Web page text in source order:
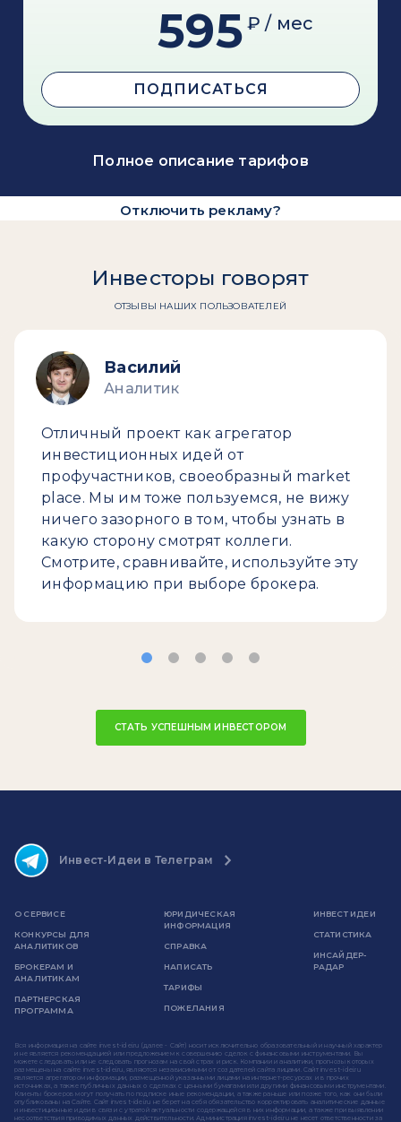
595 ₽ / мес
ПОДПИСАТЬСЯ
Полное описание тарифов
Отключить рекламу?
Инвесторы говорят
ОТЗЫВЫ НАШИХ ПОЛЬЗОВАТЕЛЕЙ
Василий
Аналитик
Отличный проект как агрегатор
инвестиционных идей от
профучастников, своеобразный market
place. Мы им тоже пользуемся, не вижу
ничего зазорного в том, чтобы узнать в
какую сторону смотрят коллеги.
Смотрите, сравнивайте, используйте эту
информацию при выборе брокера.
СТАТЬ УСПЕШНЫМ ИНВЕСТОРОМ
Инвест-Идеи в Телеграм
О СЕРВИСЕ
КОНКУРСЫ ДЛЯ
АНАЛИТИКОВ
БРОКЕРАМ И
АНАЛИТИКАМ
ПАРТНЕРСКАЯ
ПРОГРАММА
ЮРИДИЧЕСКАЯ
ИНФОРМАЦИЯ
СПРАВКА
НАПИСАТЬ
ТАРИФЫ
ПОЖЕЛАНИЯ
ИНВЕСТ ИДЕИ
СТАТИСТИКА
ИНСАЙДЕР-
РАДАР
Вся информация на сайте invest-idei.ru (далее - Сайт) носит исключительно образовательный и научный характер
и не является рекомендацией или предложением к совершению сделок с финансовыми инструментами. Вы
можете следовать или не следовать прогнозам на свой страх и риск. Компании и аналитики, прогнозы которых
размещены на сайте invest-idei.ru, являются независимыми от создателей сайта лицами. Сайт invest-idei.ru
является агрегатором информации, размещенной указанными лицами на интернет-ресурсах и в прочих
источниках, а также публичных данных о сделках с ценными бумагами или другими финансовыми инструментами.
Клиенты брокеров могут получать по подписке иные рекомендации, а также раньше или позже того, как они были
опубликованы на Сайте. Сайт invest-idei.ru не берет на себя обязательство корректировать аналитические данные
и инвестиционные идеи в связи с утратой актуальности содержащейся в них информации, а также при выявлении
несоответствия приводимых данных действительности. Администрация invest-idei.ru не несет ответственности за